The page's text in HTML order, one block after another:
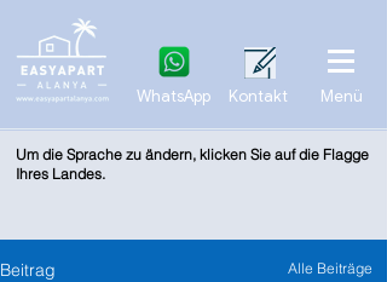
WhatsApp Kontakt Menü
Um die Sprache zu ändern, klicken Sie auf die Flagge
Ihres Landes.
Beitrag Alle Beiträge